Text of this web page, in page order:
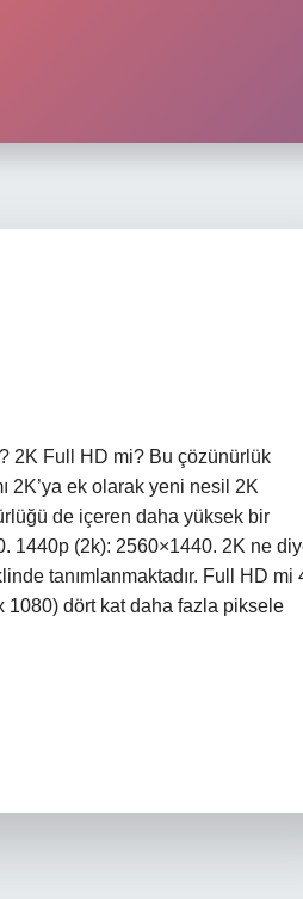
2K Full HD mi? Bu çözünürlük
2K’ya ek olarak yeni nesil 2K
de içeren daha yüksek bir
1440p (2k): 2560×1440. 2K ne
tanımlanmaktadır. Full HD mi
1080) dört kat daha fazla piksele